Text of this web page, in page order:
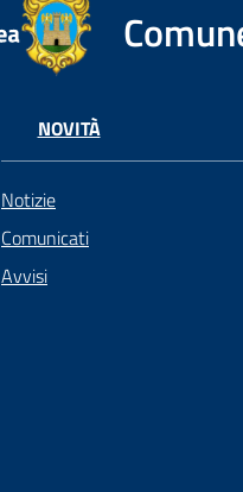
NOVITÀ
Notizie
Comunicati
Avvisi